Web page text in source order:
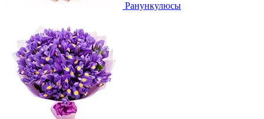
Ранункулюсы